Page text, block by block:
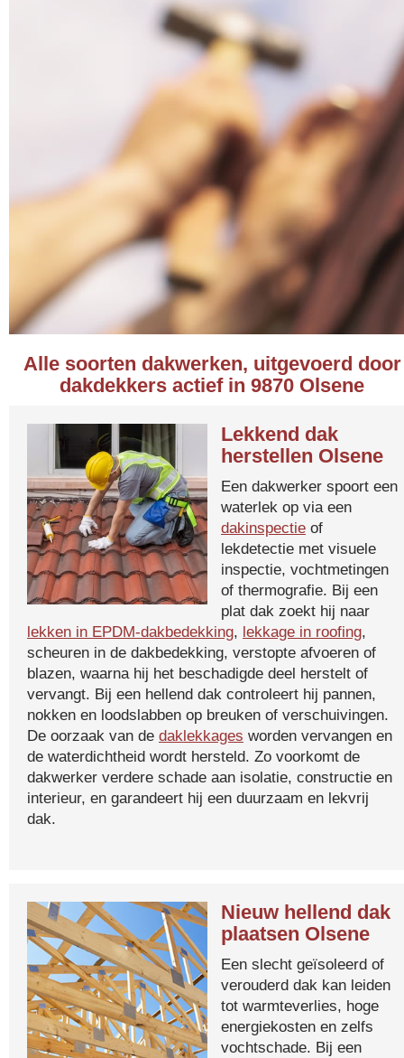
Alle soorten dakwerken, uitgevoerd door
dakdekkers actief in 9870 Olsene
Lekkend dak
herstellen Olsene
Een dakwerker spoort een
waterlek op via een
dakinspectie of
lekdetectie met visuele
inspectie, vochtmetingen
of thermografie. Bij een
plat dak zoekt hij naar
lekken in EPDM-dakbedekking, lekkage in roofing,
scheuren in de dakbedekking, verstopte afvoeren of
blazen, waarna hij het beschadigde deel herstelt of
vervangt. Bij een hellend dak controleert hij pannen,
nokken en loodslabben op breuken of verschuivingen.
De oorzaak van de daklekkages worden vervangen en
de waterdichtheid wordt hersteld. Zo voorkomt de
dakwerker verdere schade aan isolatie, constructie en
interieur, en garandeert hij een duurzaam en lekvrij
dak.
Nieuw hellend dak
plaatsen Olsene
Een slecht geïsoleerd of
verouderd dak kan leiden
tot warmteverlies, hoge
energiekosten en zelfs
vochtschade. Bij een